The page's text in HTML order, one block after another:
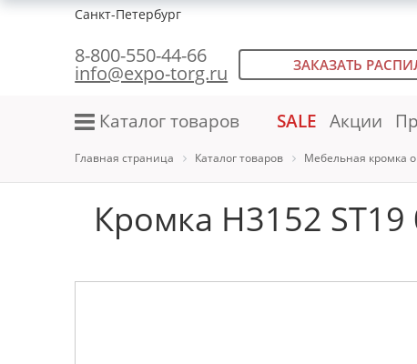
Санкт-Петербург
8-800-550-44-66
info@expo-torg.ru ЗАКАЗАТЬ
Каталог товаров SALE Акции
Главная страница Каталог товаров Мебельная кромка
Кромка H3152